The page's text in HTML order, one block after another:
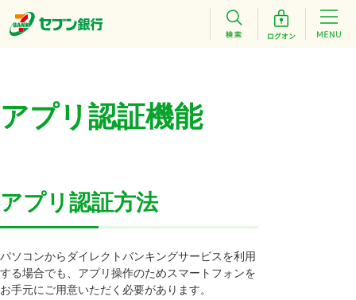
アプリ認証機能
アプリ認証方法
パソコンからダイレクトバンキングサービスを利用
する場合でも、アプリ操作のためスマートフォンを
お手元にご用意いただく必要があります。